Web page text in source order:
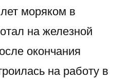
моряком в
на железной
окончания
на работу в